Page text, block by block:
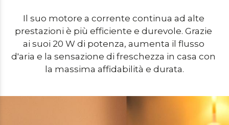
Il suo motore a corrente continua ad alte
prestazioni è più efficiente e durevole. Grazie
ai suoi 20 W di potenza, aumenta il flusso
d'aria e la sensazione di freschezza in casa con
la massima affidabilità e durata.